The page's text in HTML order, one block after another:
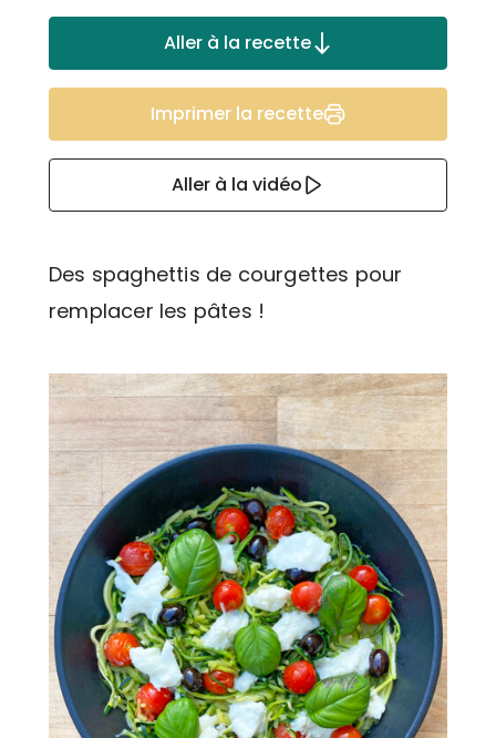
Aller à la recette
Imprimer la recette
Aller à la vidéo
Des spaghettis de courgettes pour
remplacer les pâtes !